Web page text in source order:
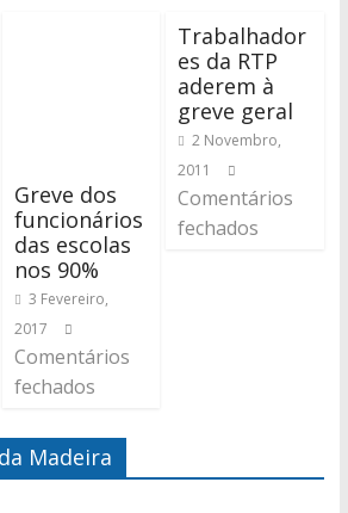
Greve dos
funcionários
das escolas
nos 90%
3 Fevereiro,
2017
Comentários
fechados
Trabalhador
es da RTP
aderem à
greve geral
2 Novembro,
2011
Comentários
fechados
Madeira